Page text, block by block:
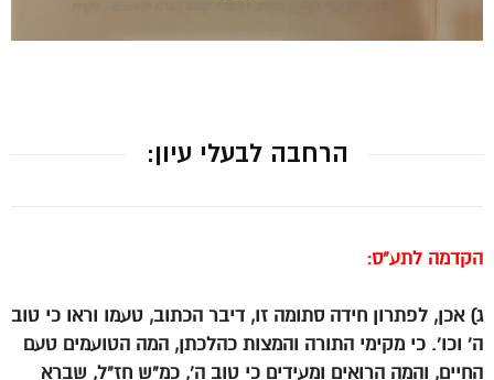
הרחבה לבעלי עיון:
הקדמה לתע”ס:
ג) אכן, לפתרון חידה סתומה זו, דיבר הכתוב, טעמו וראו כי טוב
ה’ וכו’. כי מקימי התורה והמצות כהלכתן, המה הטועמים טעם
החיים, והמה הרואים ומעידים כי טוב ה’, כמ”ש חז”ל, שברא